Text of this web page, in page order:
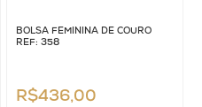
BOLSA FEMININA DE COURO
REF: 358
R$436,00